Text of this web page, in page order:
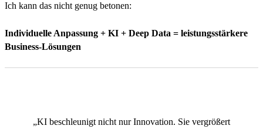
Ich kann das nicht genug betonen:
Individuelle Anpassung + KI + Deep Data = leistungsstärkere
Business-Lösungen
„KI beschleunigt nicht nur Innovation. Sie vergrößert